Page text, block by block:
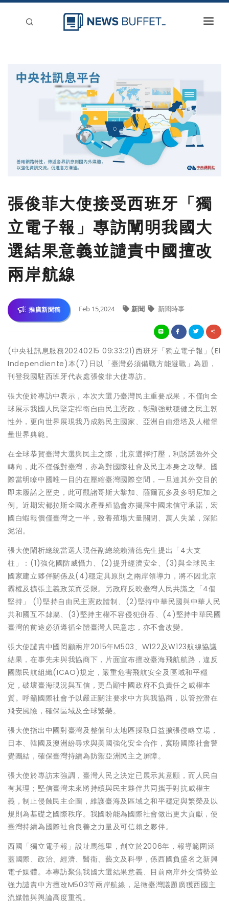
張俊菲大使接受西班牙「獨
立電子報」專訪闡明我國大
選結果意義並譴責中國擅改
兩岸航線
推廣新聞稿 Feb 15,2024 新聞 新聞時事
(中央社訊息服務20240215 09:33:21)西班牙「獨立電子報」(El
Independiente)本(7)日以「臺灣必須備戰方能避戰」為題，
刊登我國駐西班牙代表處張俊菲大使專訪。
張大使於專訪中表示，本次大選乃臺灣民主重要成果，不僅向全
球展示我國人民堅定捍衛自由民主憲政，彰顯強勁穩健之民主韌
性外，更向世界展現我乃成熟民主國家、亞洲自由燈塔及人權堡
壘世界典範。
在全球恭賀臺灣大選與民主之際，北京選擇打壓，利誘諾魯外交
轉向，此不僅係對臺灣，亦為對國際社會及民主本身之攻擊。國
際當明瞭中國唯一目的在壓縮臺灣國際空間，一旦達其外交目的
即未履諾之歷史，此可觀諸哥斯大黎加、薩爾瓦多及多明尼加之
例。近期宏都拉斯全國水產養殖協會亦揭露中國未信守承諾，宏
國白蝦報價僅臺灣之一半，致養殖場大量關閉、萬人失業，深陷
泥沼。
張大使闡析總統當選人現任副總統賴清德先生提出「4大支
柱」：(1)強化國防威懾力、(2)提升經濟安全、(3)與全球民主
國家建立夥伴關係及(4)穩定具原則之兩岸領導力，將不因北京
霸權及擴張主義政策而受限。另政府反映臺灣人民共識之「4個
堅持」 (1)堅持自由民主憲政體制、(2)堅持中華民國與中華人民
共和國互不隸屬、(3)堅持主權不容侵犯併吞、(4)堅持中華民國
臺灣的前途必須遵循全體臺灣人民意志，亦不會改變。
張大使譴責中國罔顧兩岸2015年M503、W122及W123航線協議
結果，在事先未與我協商下，片面宣布擅改臺海飛航航路，違反
國際民航組織(ICAO)規定，嚴重危害飛航安全及區域和平穩
定，破壞臺海現況與互信，更凸顯中國政府不負責任之威權本
質。呼籲國際社會予以嚴正關注要求中方與我協商，以管控潛在
飛安風險，確保區域及全球繁榮。
張大使指出中國對臺灣及整個印太地區採取日益擴張侵略立場，
日本、韓國及澳洲紛尋求與美國強化安全合作，冀盼國際社會警
覺團結，確保臺灣持續為防禦亞洲民主之屏障。
張大使於專訪末強調，臺灣人民之決定已展示其意願，而人民自
有其理；堅信臺灣未來將持續與民主夥伴共同攜手對抗威權主
義，制止侵蝕民主企圖，維護臺海及區域之和平穩定與繁榮及以
規則為基礎之國際秩序。我國盼能為國際社會做出更大貢獻，使
臺灣持續為國際社會良善之力量及可信賴之夥伴。
西國「獨立電子報」設址馬德里，創立於2006年，報導範圍涵
蓋國際、政治、經濟、醫衛、藝文及科學，係西國負盛名之新興
電子媒體。本專訪聚焦我國大選結果意義、目前兩岸外交情勢並
強力譴責中方擅改M503等兩岸航線，足徵臺灣議題廣獲西國主
流媒體與輿論高度重視。